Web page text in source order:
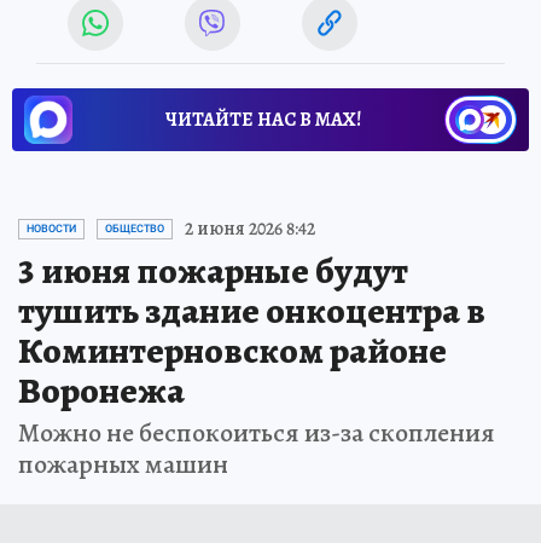
ЧИТАЙТЕ НАС В МАХ!
НОВОСТИ ОБЩЕСТВО 2 июня 2026 8:42
3 июня пожарные будут
тушить здание онкоцентра в
Коминтерновском районе
Воронежа
Можно не беспокоиться из-за скопления
пожарных машин